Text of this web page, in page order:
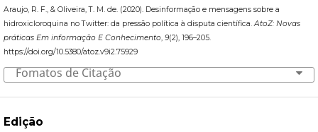
Araujo, R. F., & Oliveira, T. M. de. (2020). Desinformação e mensagens sobre a
hidroxicloroquina no Twitter: da pressão política à disputa científica.AtoZ: Novas
práticas Em informação E Conhecimento, 9(2), 196–205.
https://doi.org/10.5380/atoz.v9i2.75929
Fomatos de Citação
Edição